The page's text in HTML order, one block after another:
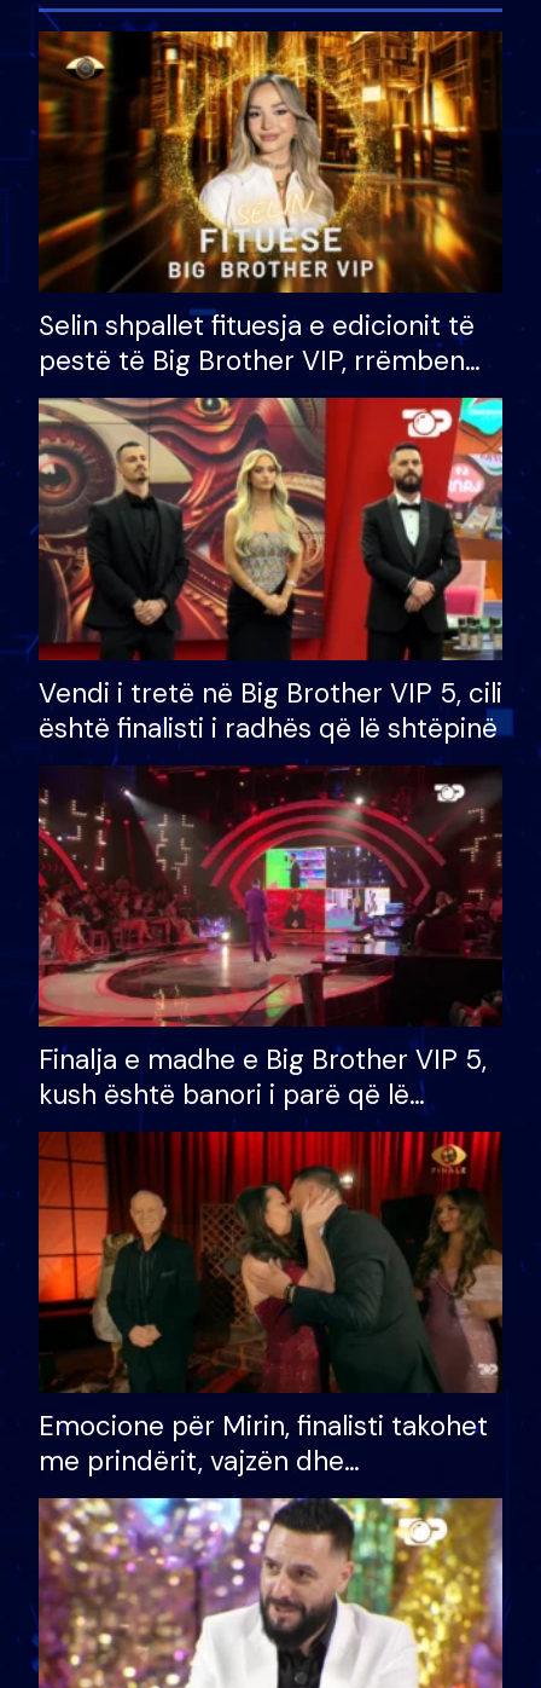
Selin shpallet fituesja e edicionit të
pestë të Big Brother VIP, rrëmben
çmimin e madh prej 100 mijë eurosh
Vendi i tretë në Big Brother VIP 5, cili
është finalisti i radhës që lë shtëpinë
Finalja e madhe e Big Brother VIP 5,
kush është banori i parë që lë
shtëpinë dhe humb mundësinë për
të fituar çmimin e madh
Emocione për Mirin, finalisti takohet
me prindërit, vajzën dhe
bashkëshorten: S’kemi ndonjë letër
divorci apo jo?